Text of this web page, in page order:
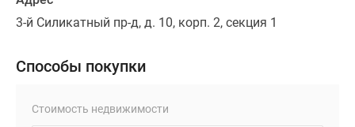
3-й Силикатный пр-д, д. 10, корп. 2, секция 1
Способы покупки
Стоимость недвижимости